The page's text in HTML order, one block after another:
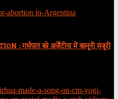
: गर्भपात को अर्जेंटीना में कानूनी मंजूरी